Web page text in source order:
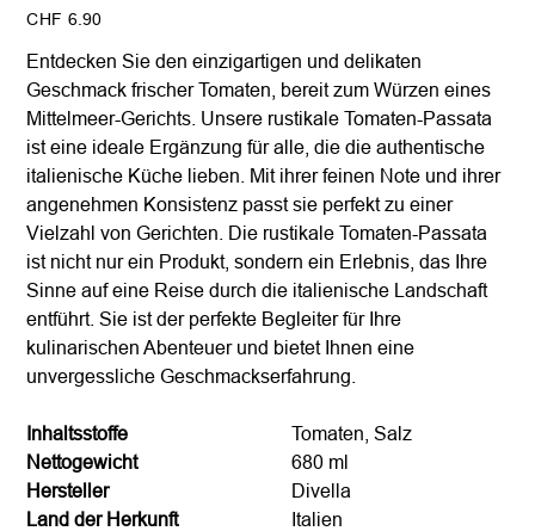
Preis
CHF 6.90
Entdecken Sie den einzigartigen und delikaten
Geschmack frischer Tomaten, bereit zum Würzen eines
Mittelmeer-Gerichts. Unsere rustikale Tomaten-Passata
ist eine ideale Ergänzung für alle, die die authentische
italienische Küche lieben. Mit ihrer feinen Note und ihrer
angenehmen Konsistenz passt sie perfekt zu einer
Vielzahl von Gerichten. Die rustikale Tomaten-Passata
ist nicht nur ein Produkt, sondern ein Erlebnis, das Ihre
Sinne auf eine Reise durch die italienische Landschaft
entführt. Sie ist der perfekte Begleiter für Ihre
kulinarischen Abenteuer und bietet Ihnen eine
unvergessliche Geschmackserfahrung.
Inhaltsstoffe
Tomaten, Salz
Nettogewicht
680 ml
Hersteller
Divella
Land der Herkunft
Italien